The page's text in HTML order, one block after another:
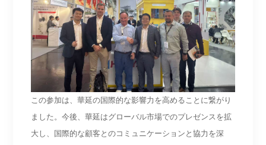
この参加は、華延の国際的な影響力を高めることに繋がり
ました。今後、華延はグローバル市場でのプレゼンスを拡
大し、国際的な顧客とのコミュニケーションと協力を深